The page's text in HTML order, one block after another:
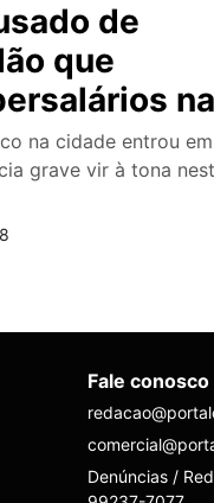
de
que
na
na cidade entrou em
grave vir à tona
Fale conosco
Denúncias /